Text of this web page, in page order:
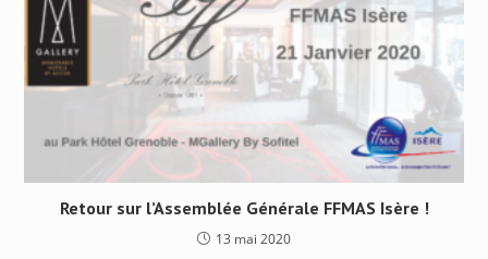
Retour sur l’Assemblée Générale FFMAS Isère !
13 mai 2020